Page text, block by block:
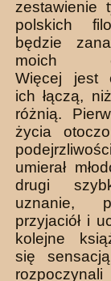
zestawienie
polskich
będzie
moich
Więcej jest
ich łączą,
różnią.
życia
umierał
drugi
uznanie,
przyjaciół i
kolejne
się